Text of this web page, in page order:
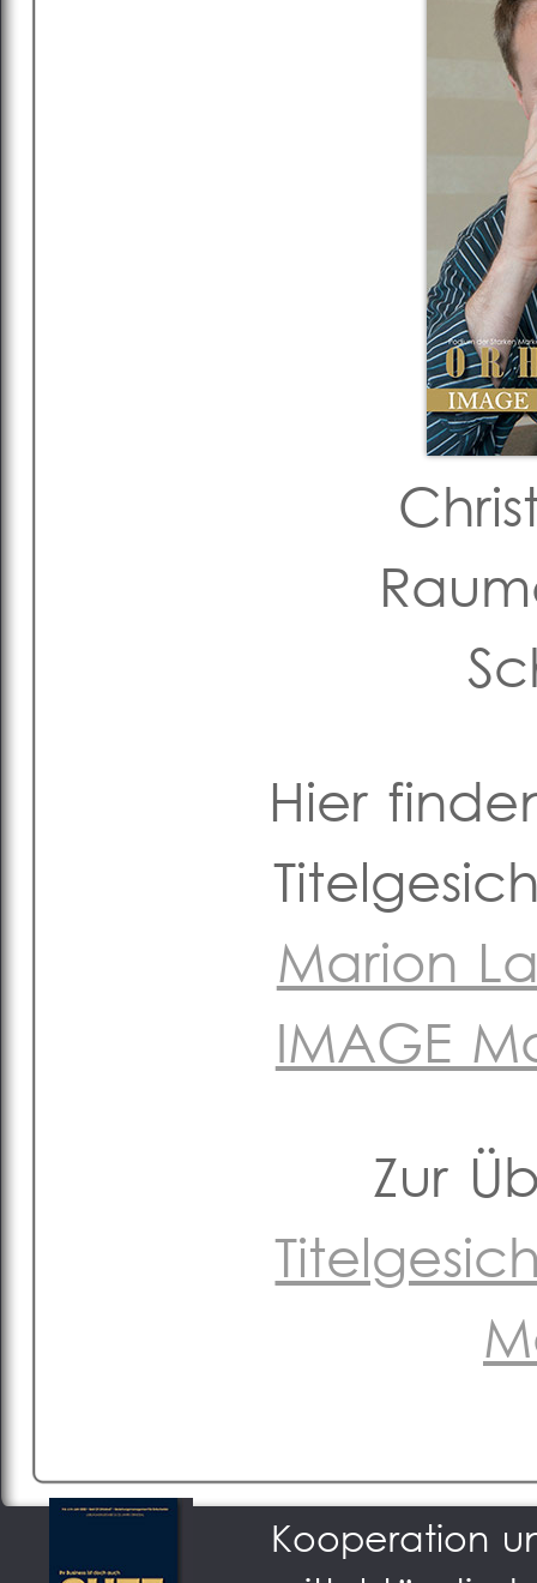
Hier
Marion
IMAGE
Zur
Podium der
Kooperation